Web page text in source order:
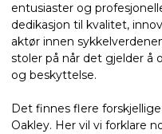
entusiaster og
dedikasjon til kvalitet,
aktør innen
stoler på når det gjelder å
og beskyttelse.
Det finnes flere
Oakley. Her vil vi forklare